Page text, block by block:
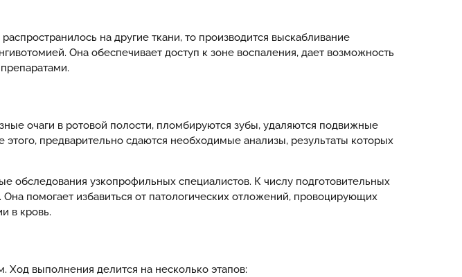
на другие ткани, то производится выскабливание
Она обеспечивает доступ к зоне воспаления, дает возможность
очаги в ротовой полости, пломбируются зубы, удаляются подвижные
предварительно сдаются необходимые анализы, результаты которых
обследования узкопрофильных специалистов. К числу подготовительных
помогает избавиться от патологических отложений, провоцирующих
в кровь.
выполнения делится на несколько этапов: